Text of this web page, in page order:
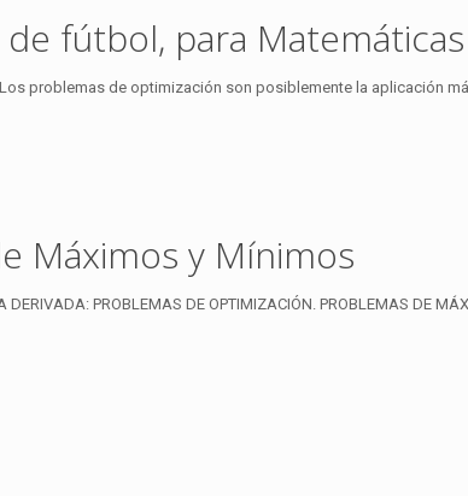
fútbol, para
Los problemas de optimización son posiblemente la aplicación
Máximos y Mínimos
DERIVADA: PROBLEMAS DE OPTIMIZACIÓN. PROBLEMAS DE